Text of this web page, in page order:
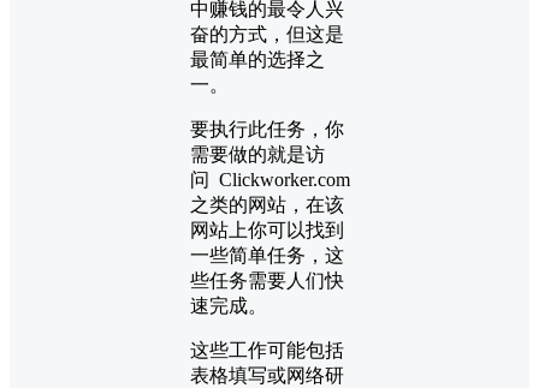
中赚钱的最令人兴
奋的方式，但这是
最简单的选择之
一。
要执行此任务，你
需要做的就是访
问 Clickworker.com
之类的网站，在该
网站上你可以找到
一些简单任务，这
些任务需要人们快
速完成。
这些工作可能包括
表格填写或网络研